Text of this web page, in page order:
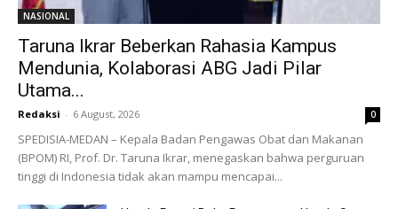
NASIONAL
Taruna Ikrar Beberkan Rahasia Kampus
Mendunia, Kolaborasi ABG Jadi Pilar
Utama...
Redaksi - 6 August, 2026 0
SPEDISIA-MEDAN – Kepala Badan Pengawas Obat dan Makanan
(BPOM) RI, Prof. Dr. Taruna Ikrar, menegaskan bahwa perguruan
tinggi di Indonesia tidak akan mampu mencapai...